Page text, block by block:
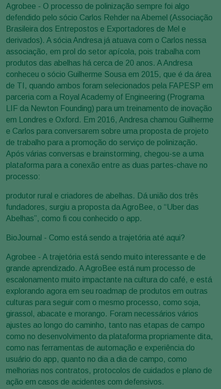
Agrobee - O processo de polinização sempre foi algo
defendido pelo sócio Carlos Rehder na Abemel (Associação
Brasileira dos Entrepostos e Exportadores de Mel e
derivados). A sócia Andresa já atuava com o Carlos nessa
associação, em prol do setor apícola, pois trabalha com
produtos das abelhas há cerca de 20 anos. A Andresa
conheceu o sócio Guilherme Sousa em 2015, que é da área
de TI, quando ambos foram selecionados pela FAPESP em
parceria com a Royal Academy of Engineering (Programa
LIF da Newton Founding) para um treinamento de inovação
em Londres e Oxford. Em 2016, Andresa chamou Guilherme
e Carlos para conversarem sobre uma proposta de projeto
de trabalho para a promoção do serviço de polinização.
Após várias conversas e brainstorming, chegou-se a uma
plataforma para a conexão entre as duas partes-chave no
processo:
produtor rural e criadores de abelhas. Dá união dos três
fundadores, surgiu a proposta da AgroBee, o “Uber das
Abelhas”, como fi cou conhecido o app.
BioJournal - Como está sendo a trajetória até aqui?
Agrobee - A trajetória está sendo muito interessante e de
grande aprendizado. A AgroBee está num processo de
escalonamento muito impactante na cultura do café, e está
explorando agora em seu roadmap de produtos em outras
culturas para seguir com o mesmo processo, como soja,
girassol, abacate e morango. Foram necessários vários
ajustes ao longo do caminho, tanto nas etapas de campo
como no desenvolvimento da plataforma propriamente dita,
como nas ferramentas de automação e experiência do
usuário do app, quanto no dia a dia de campo, como
melhorias nos contratos, protocolos de cuidados e plano de
ação em casos de acidentes com defensivos.